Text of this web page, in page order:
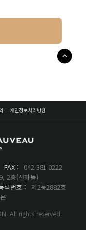
개인정보처리방침
FAX :
042-381-0222
2층(선화동)
록번호 :
제2동2882호
All rights reserved.